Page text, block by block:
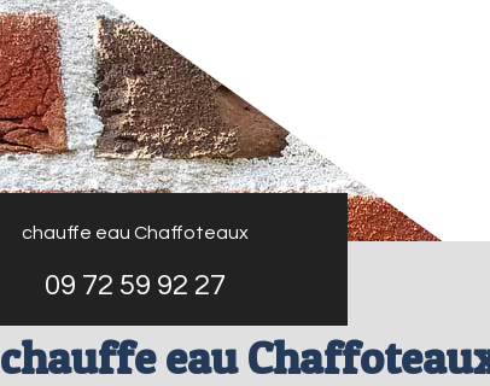
chauffe eau Chaffoteaux
09 72 59 92 27
chauffe eau